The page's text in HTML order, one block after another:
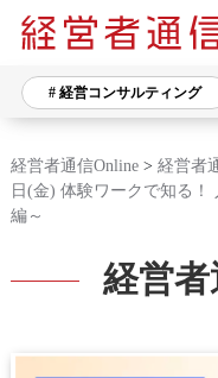
# 経営コンサルティング
経営者通信Online> 経営者
日(金) 体験ワークで知る
編～
経営